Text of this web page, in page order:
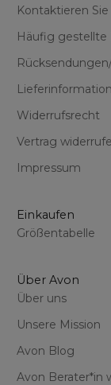
Kontaktieren
Häufig gestellte
Widerrufsrecht
Vertrag
Impressum
Einkaufen
Größentabelle
Über Avon
Über uns
Unsere Mission
Avon Blog
Avon Berater*in